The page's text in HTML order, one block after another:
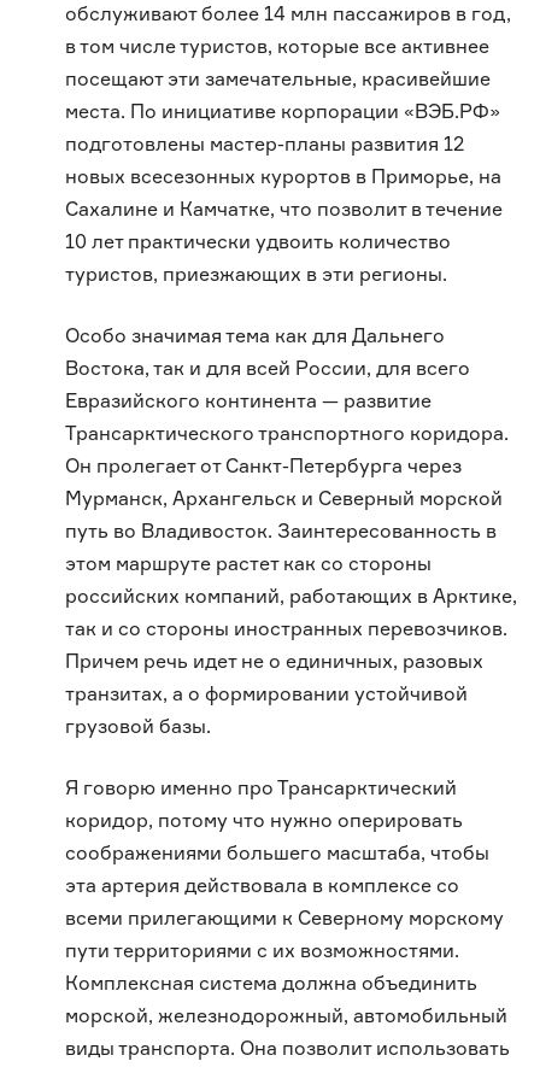
обслуживают более 14 млн пассажиров в год,
в том числе туристов, которые все активнее
посещают эти замечательные, красивейшие
места. По инициативе корпорации «ВЭБ.РФ»
подготовлены мастер-планы развития 12
новых всесезонных курортов в Приморье, на
Сахалине и Камчатке, что позволит в течение
10 лет практически удвоить количество
туристов, приезжающих в эти регионы.
Особо значимая тема как для Дальнего
Востока, так и для всей России, для всего
Евразийского континента — развитие
Трансарктического транспортного коридора.
Он пролегает от Санкт-Петербурга через
Мурманск, Архангельск и Северный морской
путь во Владивосток. Заинтересованность в
этом маршруте растет как со стороны
российских компаний, работающих в Арктике,
так и со стороны иностранных перевозчиков.
Причем речь идет не о единичных, разовых
транзитах, а о формировании устойчивой
грузовой базы.
Я говорю именно про Трансарктический
коридор, потому что нужно оперировать
соображениями большего масштаба, чтобы
эта артерия действовала в комплексе со
всеми прилегающими к Северному морскому
пути территориями с их возможностями.
Комплексная система должна объединить
морской, железнодорожный, автомобильный
виды транспорта. Она позволит использовать